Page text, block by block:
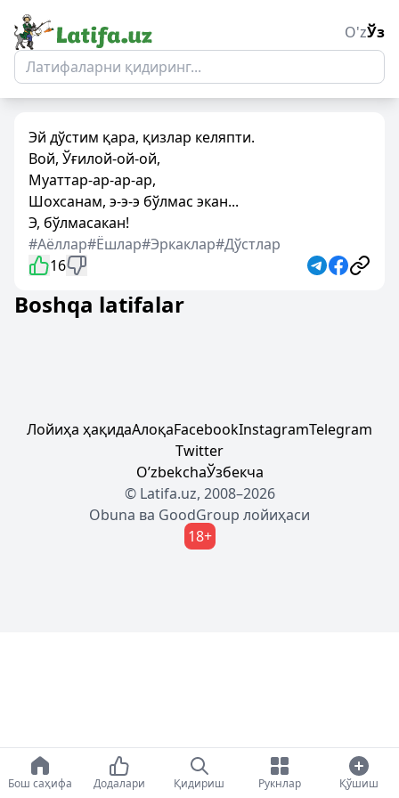
O'zЎз
Эй дўстим қара, қизлар келяпти.
Вой, Ўғилой-ой-ой,
Муаттар-ар-ар-ар,
Шохсанам, э-э-э бўлмас экан...
Э, бўлмасакан!
#Аёллар#Ёшлар#Эркаклар#Дўстлар
16
Boshqa latifalar
Лойиҳа ҳақидаАлоқаFacebookInstagramTelegram
Twitter
OʼzbekchaЎзбекча
© Latifa.uz, 2008–2026
Obuna ва GoodGroup лойиҳаси
18+
Бош саҳифа Додалари Қидириш Рукнлар Қўшиш